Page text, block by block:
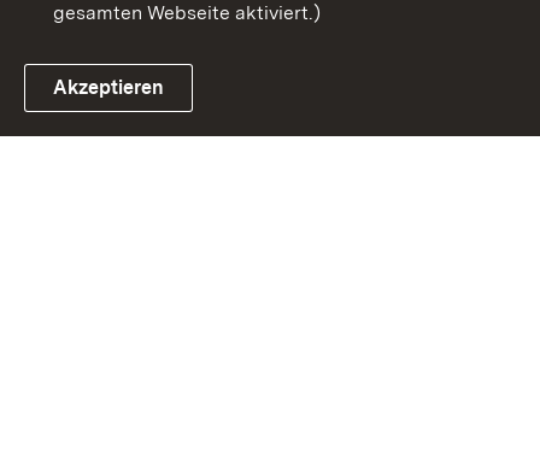
Link zum Landesportal
gesamten Webseite aktiviert.)
Akzeptieren